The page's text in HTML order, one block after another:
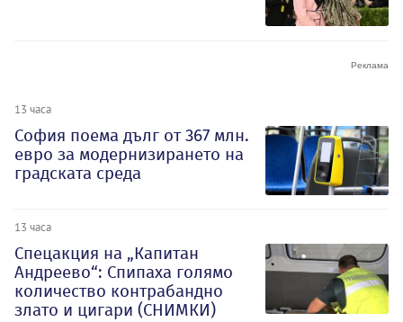
13 часа
София поема дълг от 367 млн.
евро за модернизирането на
градската среда
13 часа
Спецакция на „Капитан
Андреево“: Спипаха голямо
количество контрабандно
злато и цигари (СНИМКИ)